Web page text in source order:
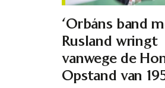
‘Orbáns band
Rusland wringt
vanwege de
Opstand van